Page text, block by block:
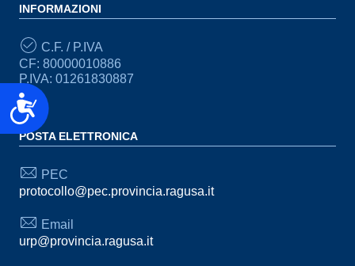
Accessibilità
INFORMAZIONI
C.F. / P.IVA
CF: 80000010886
P.IVA: 01261830887
POSTA ELETTRONICA
PEC
protocollo@pec.provincia.ragusa.it
Email
urp@provincia.ragusa.it